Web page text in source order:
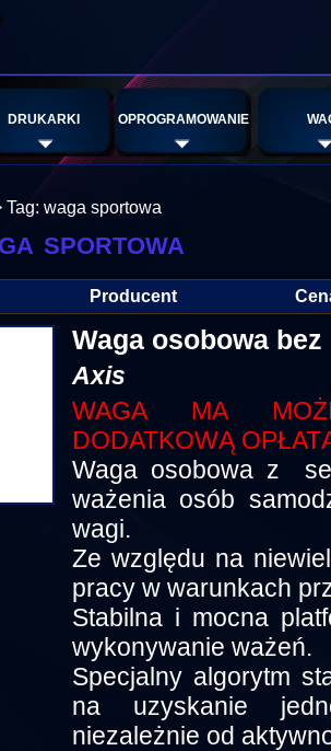
DRUKARKI OPROGRAMOWANIE
Tag: waga sportowa
sportowa
Producent
Waga osobowa
Axis
WAGA MA
DODATKOWĄ
Waga osobowa z
ważenia osób
wagi.
Ze względu na
pracy w warunkach
Stabilna i mocna
wykonywanie ważeń.
Specjalny algorytm
na uzyskanie
niezależnie od